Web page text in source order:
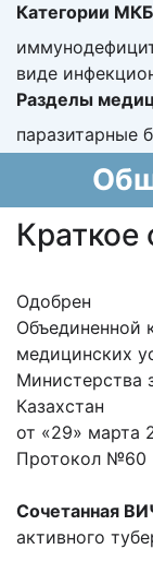
Категории
виде
Разделы
паразитарные
Краткое
Одобрен
Объединенной
медицинских
Министерства
Казахстан
от «29» марта
Протокол №60
Сочетанная
активного